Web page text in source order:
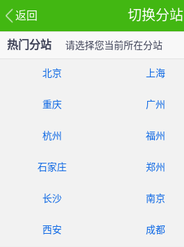
返回 切换分站
热门分站 请选择您当前所在分站
北京 上海
重庆 广州
杭州 福州
石家庄 郑州
长沙 南京
西安 成都